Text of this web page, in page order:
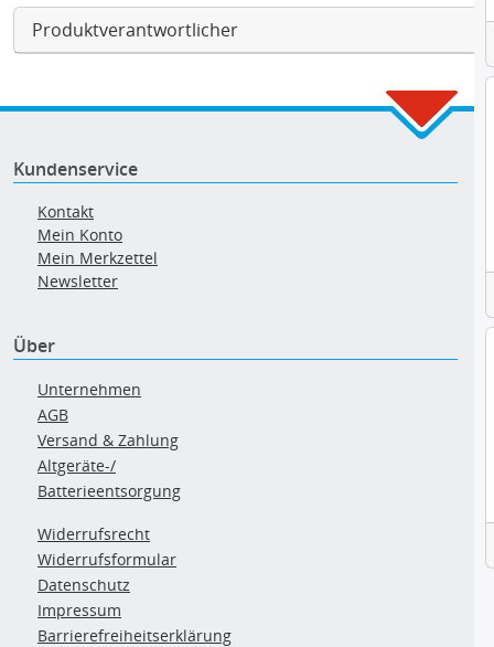
Produktverantwortlicher
Kundenservice
Kontakt
Mein Konto
Mein Merkzettel
Newsletter
Über
Unternehmen
AGB
Versand & Zahlung
Altgeräte-/
Batterieentsorgung
Widerrufsrecht
Widerrufsformular
Datenschutz
Impressum
Barrierefreiheitserklärung